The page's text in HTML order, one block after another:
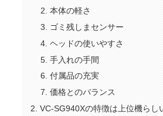
本体の軽さ
ゴミ残しまセンサー
ヘッドの使いやすさ
手入れの手間
付属品の充実
価格とのバランス
VC-SG940Xの特徴は上位機らし